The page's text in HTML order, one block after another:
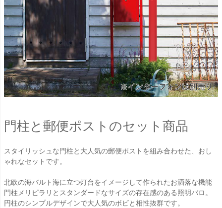
門柱と郵便ポストのセット商品
スタイリッシュな門柱と大人気の郵便ポストを組み合わせた、おし
ゃれなセットです。
北欧の海バルト海に立つ灯台をイメージして作られたお洒落な機能
門柱メリピラリとスタンダードなサイズの存在感のある照明バロ。
円柱のシンプルデザインで大人気のボビと相性抜群です。